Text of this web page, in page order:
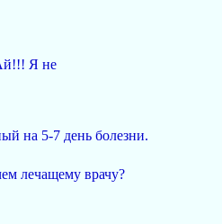
Я не
на 5-7 день болезни.
лечащему врачу?